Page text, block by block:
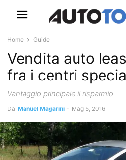
Home Guide
Vendita auto
fra i centri
Vantaggio principale il risparmio
Da Manuel Magarini - Mag 5, 2016